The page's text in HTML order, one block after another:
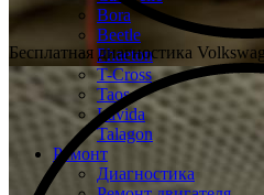
Bora
Beetle
Phaeton
T-Cross
Taos
Lavida
Talagon
Ремонт
Диагностика
Бесплатная диагностика